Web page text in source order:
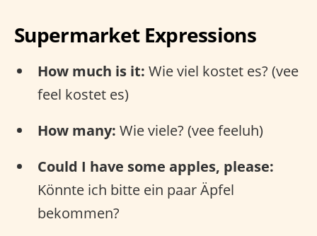
Supermarket Expressions
How much is it: Wie viel kostet es? (vee
feel kostet es)
How many: Wie viele? (vee feeluh)
Could I have some apples, please:
Könnte ich bitte ein paar Äpfel
bekommen?